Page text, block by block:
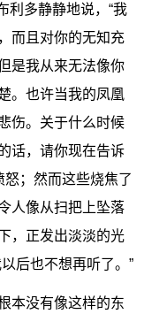
利多静静地说，“我
而且对你的无知充
是我从来无法像你
。也许当我的凤凰
伤。关于什么时候
话，请你现在告诉
怒；然而这些烧焦了
人像从扫把上坠落
，正发出淡淡的光
后也不想再听了。”
本没有像这样的东